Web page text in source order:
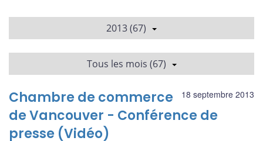
2013 (67)
Tous les mois (67)
18 septembre 2013
Chambre de commerce
de Vancouver - Conférence de
presse (Vidéo)